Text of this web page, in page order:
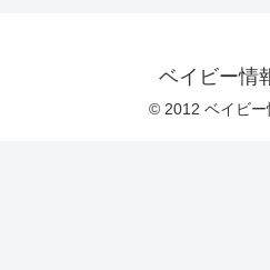
ベイビー情
© 2012 ベイビー